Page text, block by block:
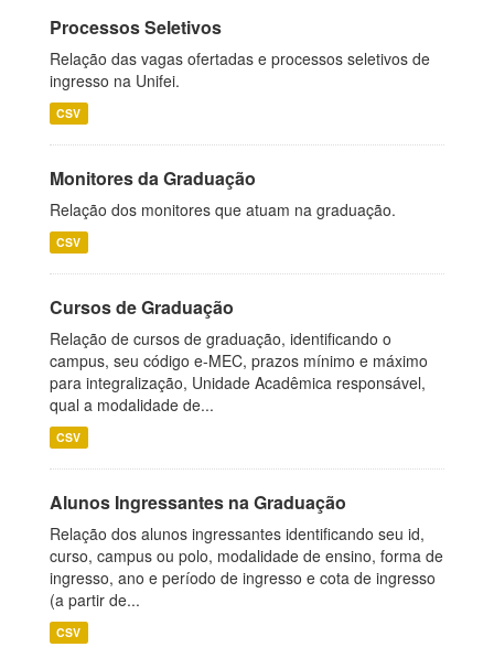
Processos Seletivos
Relação das vagas ofertadas e processos seletivos de
ingresso na Unifei.
CSV
Monitores da Graduação
Relação dos monitores que atuam na graduação.
CSV
Cursos de Graduação
Relação de cursos de graduação, identificando o
campus, seu código e-MEC, prazos mínimo e máximo
para integralização, Unidade Acadêmica responsável,
qual a modalidade de...
CSV
Alunos Ingressantes na Graduação
Relação dos alunos ingressantes identificando seu id,
curso, campus ou polo, modalidade de ensino, forma de
ingresso, ano e período de ingresso e cota de ingresso
(a partir de...
CSV